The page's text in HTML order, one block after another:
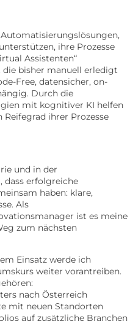
ihre Prozesse
Assistenten“
bisher manuell erledigt
Free, datensicher, on-
Durch die
mit kognitiver KI helfen
ihrer Prozesse
und in der
dass erfolgreiche
haben: klare,
Als
ist es meine
zum nächsten
Einsatz werde ich
weiter vorantreiben.
nach Österreich
mit neuen Standorten
auf zusätzliche Branchen